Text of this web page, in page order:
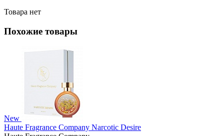
Товара нет
Похожие товары
New
Haute Fragrance Company Narcotic Desire